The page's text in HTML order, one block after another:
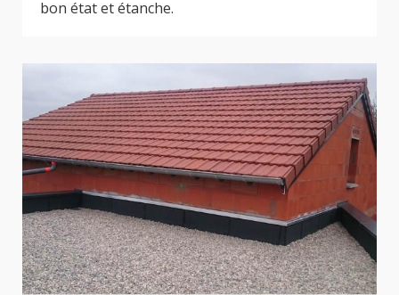
bon état et étanche.